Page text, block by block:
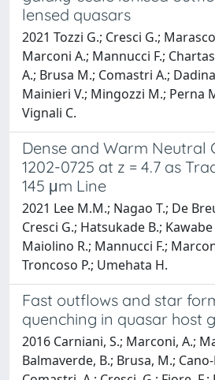
lensed quasars
2021 Tozzi G.; Cresci G.;
Marconi A.; Mannucci F.;
A.; Brusa M.; Comastri A.;
Mainieri V.; Mingozzi M.; Perna
Vignali C.
Dense and Warm Neutral
1202-0725 at z = 4.7 as
145 μm Line
2021 Lee M.M.; Nagao T.; De
Cresci G.; Hatsukade B.;
Maiolino R.; Mannucci F.;
Troncoso P.; Umehata H.
Fast outflows and star
quenching in quasar host
2016 Carniani, S.; Marconi, A.;
Balmaverde, B.; Brusa, M.;